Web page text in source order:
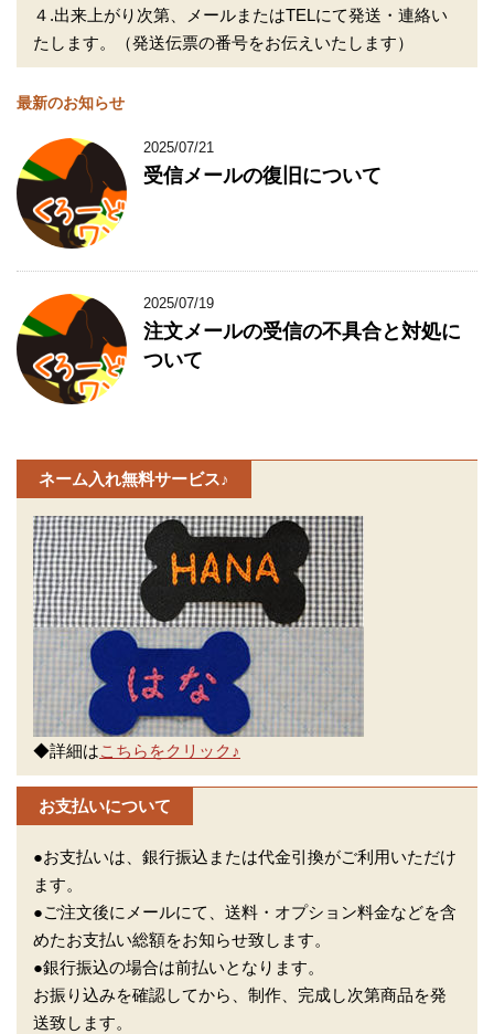
４.出来上がり次第、メールまたはTELにて発送・連絡い
たします。（発送伝票の番号をお伝えいたします）
最新のお知らせ
2025/07/21
受信メールの復旧について
2025/07/19
注文メールの受信の不具合と対処に
ついて
ネーム入れ無料サービス♪
◆詳細はこちらをクリック♪
お支払いについて
●お支払いは、銀行振込または代金引換がご利用いただけ
ます。
●ご注文後にメールにて、送料・オプション料金などを含
めたお支払い総額をお知らせ致します。
●銀行振込の場合は前払いとなります。
お振り込みを確認してから、制作、完成し次第商品を発
送致します。